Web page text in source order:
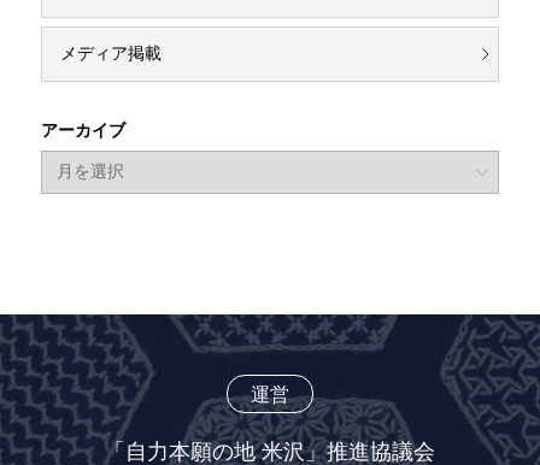
メディア掲載
アーカイブ
運営
「自力本願の地 米沢」推進協議会